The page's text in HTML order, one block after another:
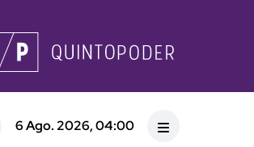
6 Ago. 2026, 04:00